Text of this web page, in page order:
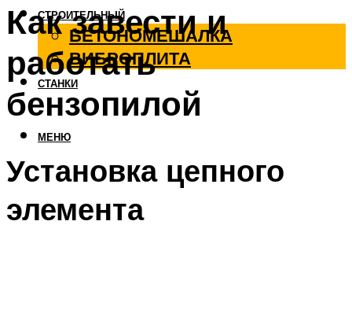
СТРОИТЕЛЬНЫЙ
БЕТОНОМЕШАЛКА
ВИБРОПЛИТА
СТАНКИ
МЕНЮ
Как завести и
работать
бензопилой
Установка цепного
элемента